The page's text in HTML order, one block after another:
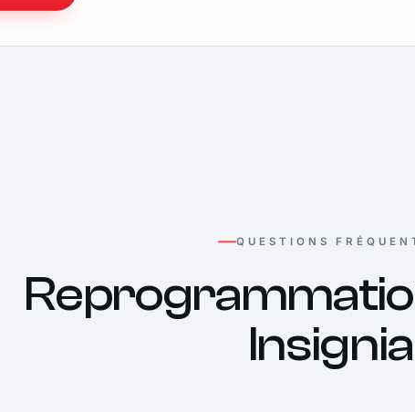
QUESTIONS
Insignia